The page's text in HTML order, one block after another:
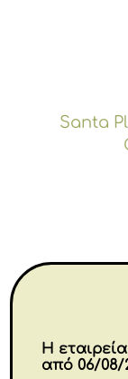
Santa
Η
από 06/08/